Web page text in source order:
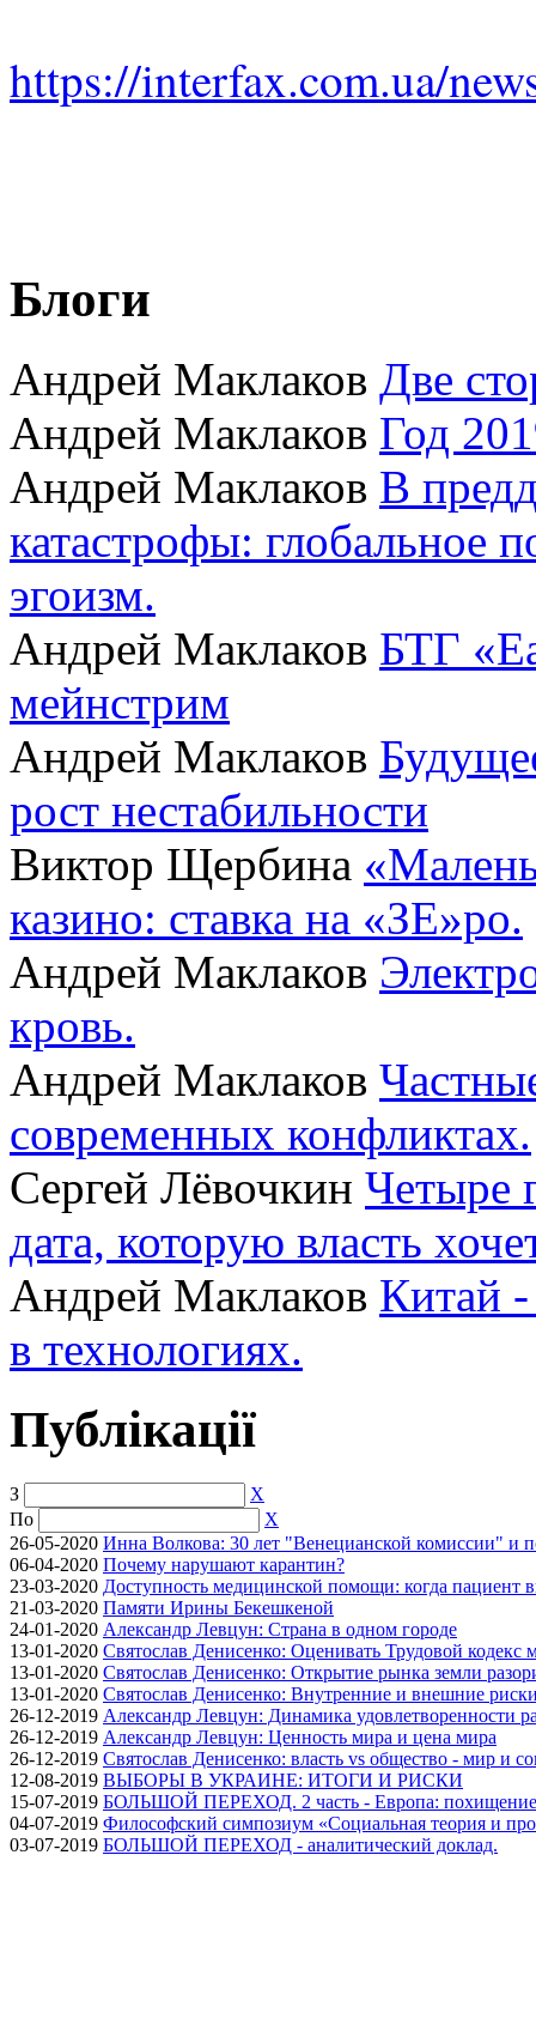
https://interfax.com.ua/
Блоги
Андрей Маклаков Две
Андрей Маклаков Год
Андрей Маклаков В
катастрофы: глобальное
эгоизм.
Андрей Маклаков БТГ
мейнстрим
Андрей Маклаков
рост нестабильности
Виктор Щербина
казино: ставка на «ЗЕ»ро.
Андрей Маклаков
кровь.
Андрей Маклаков
современных конфликтах.
Сергей Лёвочкин Четыре
дата, которую власть
Андрей Маклаков Китай
в технологиях.
Публікації
З
X
По
X
26-05-2020 Инна Волкова: 30 лет "Венецианской комиссии" и
06-04-2020 Почему нарушают карантин?
23-03-2020 Доступность медицинской помощи: когда пациент
21-03-2020 Памяти Ирины Бекешкеной
24-01-2020 Александр Левцун: Страна в одном городе
13-01-2020 Святослав Денисенко: Оценивать Трудовой кодекс
13-01-2020 Святослав Денисенко: Открытие рынка земли
13-01-2020 Святослав Денисенко: Внутренние и внешние
26-12-2019 Александр Левцун: Динамика удовлетворенности
26-12-2019 Александр Левцун: Ценность мира и цена мира
26-12-2019 Святослав Денисенко: власть vs общество - мир и
12-08-2019 ВЫБОРЫ В УКРАИНЕ: ИТОГИ И РИСКИ
15-07-2019 БОЛЬШОЙ ПЕРЕХОД. 2 часть - Европа: похищение
04-07-2019 Философский симпозиум «Социальная теория и
03-07-2019 БОЛЬШОЙ ПЕРЕХОД - аналитический доклад.